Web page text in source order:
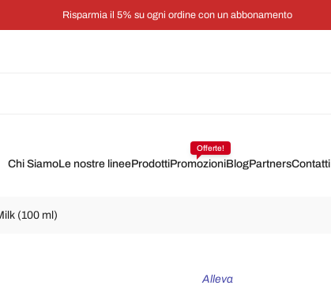
Risparmia il 5% su ogni ordine con un abbonamento
Chi SiamoLe nostre lineeProdottiPromozioni
Offerte!
BlogPartnersContatti
(100 ml)
Alleva